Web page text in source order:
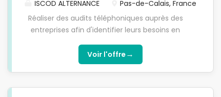
Maintenir et mettre à jour les bases de données
prospect pour optimiser le suivi et la prise de
contact.
ISCOD ALTERNANCE
Pas-de-Calais, France
Réaliser des audits téléphoniques auprès des
entreprises afin d'identifier leurs besoins en
Présenter les offres professionnelles adaptées
(forfaits mobiles, solutions Internet, réseaux IP,
informations essentielles (besoins, infrastructures,
Voir l'offre →